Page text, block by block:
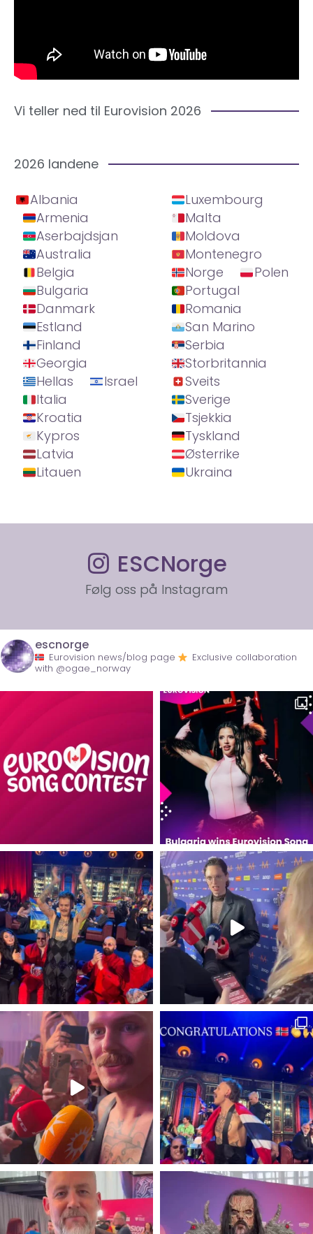
Vi teller ned til Eurovision 2026
2026 landene
Albania
Armenia
Aserbajdsjan
Australia
Belgia
Bulgaria
Danmark
Estland
Finland
Georgia
Hellas
Israel
Italia
Kroatia
Kypros
Latvia
Litauen
Luxembourg
Malta
Moldova
Montenegro
Norge
Polen
Portugal
Romania
San Marino
Serbia
Storbritannia
Sveits
Sverige
Tsjekkia
Tyskland
Østerrike
Ukraina
ESCNorge
Følg oss på Instagram
escnorge
Eurovision news/blog page
Exclusive collaboration
with @ogae_norway